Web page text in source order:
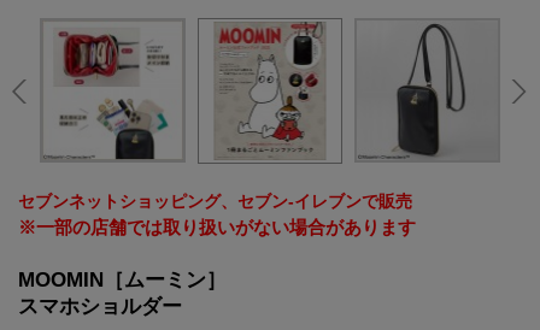
セブンネットショッピング、セブン‐イレブンで販売
※一部の店舗では取り扱いがない場合があります
MOOMIN［ムーミン］
スマホショルダー